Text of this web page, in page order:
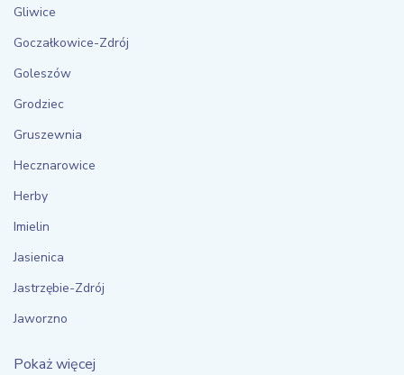
Gliwice
Goczałkowice-Zdrój
Goleszów
Grodziec
Gruszewnia
Hecznarowice
Herby
Imielin
Jasienica
Jastrzębie-Zdrój
Jaworzno
Pokaż więcej